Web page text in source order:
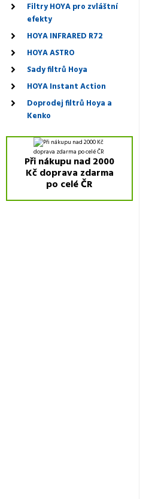
Filtry HOYA pro zvláštní
efekty
HOYA INFRARED R72
HOYA ASTRO
Sady filtrů Hoya
HOYA Instant Action
Doprodej filtrů Hoya a
Kenko
Při nákupu nad 2000
Kč doprava zdarma
po celé ČR